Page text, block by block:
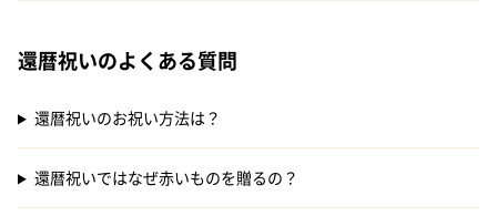
還暦祝いのよくある質問
還暦祝いのお祝い方法は？
還暦祝いではなぜ赤いものを贈るの？